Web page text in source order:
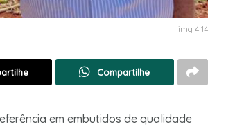
img 4 14
Compartilhe
em embutidos de qualidade